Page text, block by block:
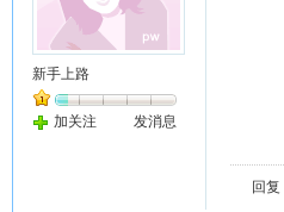
新手上路
加关注 发消息
回复